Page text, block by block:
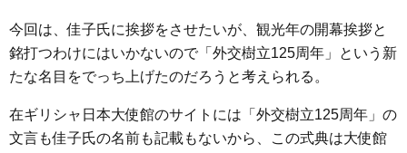
今回は、佳子氏に挨拶をさせたいが、観光年の開幕挨拶と
銘打つわけにはいかないので「外交樹立125周年」という新
たな名目をでっち上げたのだろうと考えられる。
在ギリシャ日本大使館のサイトには「外交樹立125周年」の
文言も佳子氏の名前も記載もないから、この式典は大使館